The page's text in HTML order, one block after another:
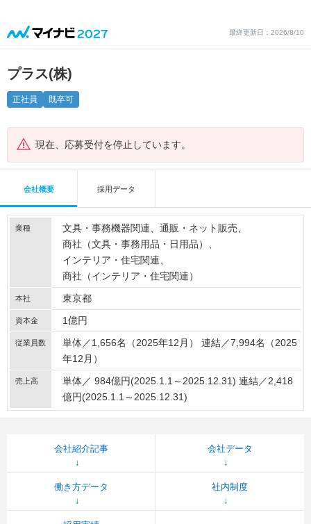
最終更新日：2026/8/10
プラス(株)
正社員 既卒可
現在、応募受付を停止しています。
会社概要 採用データ
業種 文具・事務機器関連
通販・ネット販売
商社（文具・事務用品・日用品）
インテリア・住宅関連
商社（インテリア・住宅関連）
本社 東京都
資本金 1億円
従業員数
単体／1,656名（2025年12月） 連結／7,994名（2025
年12月）
売上高
単体／ 984億円(2025.1.1～2025.12.31) 連結／2,418
億円(2025.1.1～2025.12.31)
会社紹介記事 会社データ
働き方データ 社内制度